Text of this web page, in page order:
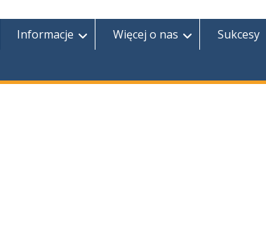
Informacje Więcej o nas Sukcesy